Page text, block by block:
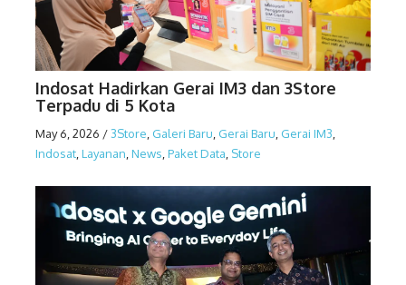
Indosat Hadirkan Gerai IM3 dan 3Store
Terpadu di 5 Kota
May 6, 2026 /3Store Galeri Baru Gerai Baru Gerai IM3
Indosat Layanan News Paket Data Store